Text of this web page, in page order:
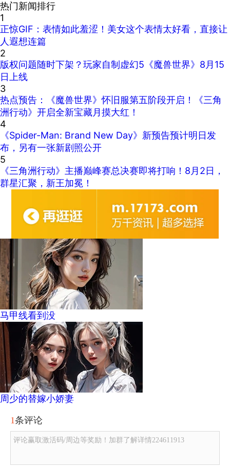
热门新闻排行
1
正惊GIF：表情如此羞涩！美女这个表情太好看，直接让
人遐想连篇
2
版权问题随时下架？玩家自制虚幻5《魔兽世界》8月15
日上线
3
热点预告：《魔兽世界》怀旧服第五阶段开启！《三角
洲行动》开启全新宝藏月摸大红！
4
《Spider-Man: Brand New Day》新预告预计明日发
布，另有一张新剧照公开
5
《三角洲行动》主播巅峰赛总决赛即将打响！8月2日，
群星汇聚，新王加冕！
马甲线看到没
周少的替嫁小娇妻
1条评论
评论赢取激活码/周边等奖励！加群了解详情224611913